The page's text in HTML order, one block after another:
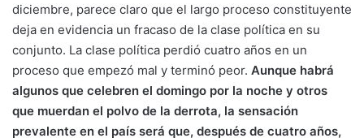
diciembre, parece claro que el largo proceso constituyente
deja en evidencia un fracaso de la clase política en su
conjunto. La clase política perdió cuatro años en un
proceso que empezó mal y terminó peor. Aunque habrá
algunos que celebren el domingo por la noche y otros
que muerdan el polvo de la derrota, la sensación
prevalente en el país será que, después de cuatro años,